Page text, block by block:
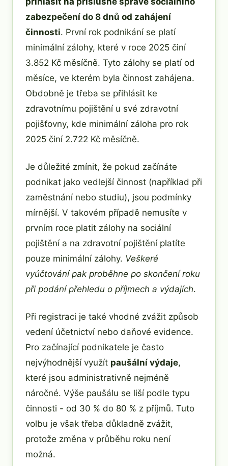
zabezpečení do 8 dnů od zahájení
činnosti. První rok podnikání se platí
minimální zálohy, které v roce 2025 činí
3.852 Kč měsíčně. Tyto zálohy se platí od
měsíce, ve kterém byla činnost zahájena.
Obdobně je třeba se přihlásit ke
zdravotnímu pojištění u své zdravotní
pojišťovny, kde minimální záloha pro rok
2025 činí 2.722 Kč měsíčně.
Je důležité zmínit, že pokud začínáte
podnikat jako vedlejší činnost (například při
zaměstnání nebo studiu), jsou podmínky
mírnější. V takovém případě nemusíte v
prvním roce platit zálohy na sociální
pojištění a na zdravotní pojištění platíte
pouze minimální zálohy. Veškeré
vyúčtování pak proběhne po skončení roku
při podání přehledu o příjmech a výdajích.
Při registraci je také vhodné zvážit způsob
vedení účetnictví nebo daňové evidence.
Pro začínající podnikatele je často
nejvýhodnější využít paušální výdaje,
které jsou administrativně nejméně
náročné. Výše paušálu se liší podle typu
činnosti - od 30 % do 80 % z příjmů. Tuto
volbu je však třeba důkladně zvážit,
protože změna v průběhu roku není
možná.